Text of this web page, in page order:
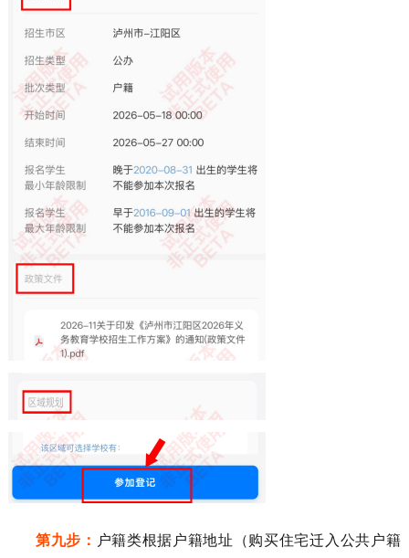
第九步： 户籍类根据户籍地址（购买住宅迁入公共户籍